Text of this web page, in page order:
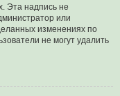
Эта надпись не
или
изменениях по
не могут удалить